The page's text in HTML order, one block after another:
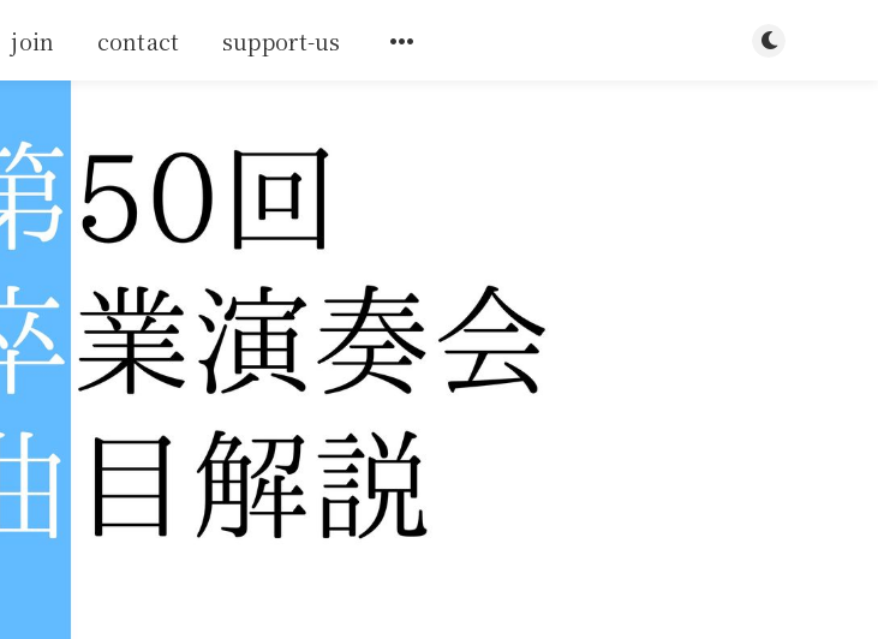
join contact support-us ダークモー